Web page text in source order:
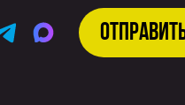
Telegram
MAX